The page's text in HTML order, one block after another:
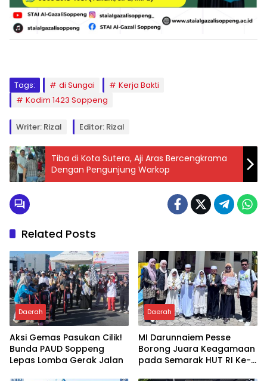
Tags: di Sungai
Kerja Bakti
Kodim 1423 Soppeng
Writer: Rizal Editor: Rizal
Tiba di Kota Sutera, Aji Aras Bercengkrama
Dengan Pengunjung Warkop
Related Posts
Daerah
Aksi Gemas Pasukan Cilik!
Bunda PAUD Soppeng
Lepas Lomba Gerak Jalan
Daerah
MI Darunnaiem Pesse
Borong Juara Keagamaan
pada Semarak HUT RI Ke-